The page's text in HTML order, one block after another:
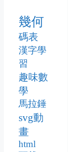
幾何
碼表
漢字學
習
趣味數
學
馬拉錘
svg動
畫
html